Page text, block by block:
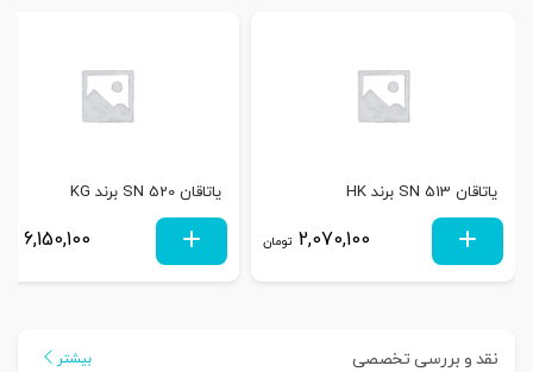
یاتاقان SN 513 برند HK
2,070,100 تومان
یاتاقان SN 520 برند KG
6,150,100
نقد و بررسی تخصصی بیشتر